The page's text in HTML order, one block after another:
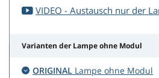
VIDEO - Austausch nur der
Varianten der Lampe ohne Modul
ORIGINAL Lampe ohne Modul